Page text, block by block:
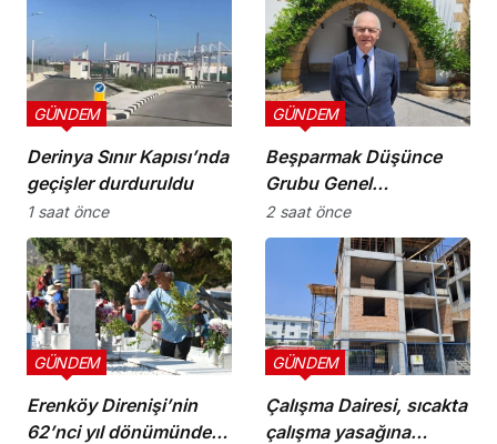
Derinya Sınır Kapısı’nda
geçişler durduruldu
GÜNDEM
1 saat önce
Beşparmak Düşünce
Grubu Genel
Koordinatörü M. Ergün
Olgun oldu
GÜNDEM
2 saat önce
Erenköy Direnişi’nin
62’nci yıl dönümünde
GÜNDEM
Çalışma Dairesi, sıcakta
çalışma yasağına
GÜNDEM